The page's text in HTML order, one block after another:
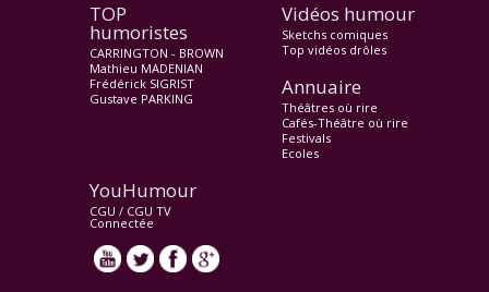
TOP
humoristes
CARRINGTON - BROWN
Mathieu MADENIAN
Frédérick SIGRIST
Gustave PARKING
Vidéos humour
Sketchs comiques
Top vidéos drôles
Annuaire
Théâtres où rire
Cafés-Théâtre où rire
Festivals
Ecoles
YouHumour
CGU / CGU TV
Connectée